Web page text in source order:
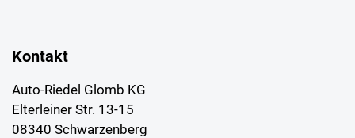
Kontakt
Auto-Riedel Glomb KG
Elterleiner Str. 13-15
08340 Schwarzenberg